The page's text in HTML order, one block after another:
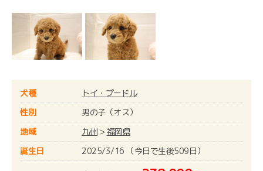
犬種
トイ・プードル
性別
男の子（オス）
地域
九州 > 福岡県
誕生日
2025/3/16 （今日で生後509日）